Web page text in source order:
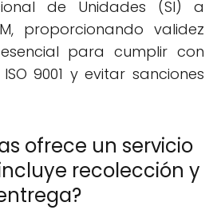
de Unidades (SI) a
proporcionando validez
para cumplir con
9001 y evitar sanciones
ofrece un servicio
recolección y